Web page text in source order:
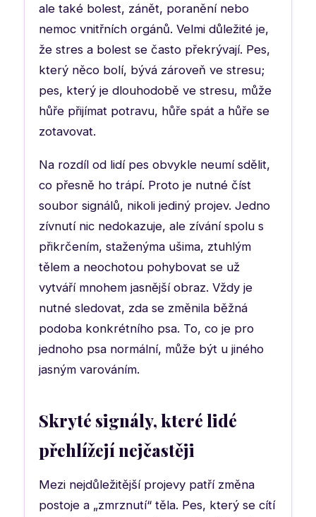
ale také bolest, zánět, poranění nebo
nemoc vnitřních orgánů. Velmi důležité je,
že stres a bolest se často překrývají. Pes,
který něco bolí, bývá zároveň ve stresu;
pes, který je dlouhodobě ve stresu, může
hůře přijímat potravu, hůře spát a hůře se
zotavovat.
Na rozdíl od lidí pes obvykle neumí sdělit,
co přesně ho trápí. Proto je nutné číst
soubor signálů, nikoli jediný projev. Jedno
zívnutí nic nedokazuje, ale zívání spolu s
přikrčením, staženýma ušima, ztuhlým
tělem a neochotou pohybovat se už
vytváří mnohem jasnější obraz. Vždy je
nutné sledovat, zda se změnila běžná
podoba konkrétního psa. To, co je pro
jednoho psa normální, může být u jiného
jasným varováním.
Skryté signály, které lidé
přehlížejí nejčastěji
Mezi nejdůležitější projevy patří změna
postoje a „zmrznutí“ těla. Pes, který se cítí